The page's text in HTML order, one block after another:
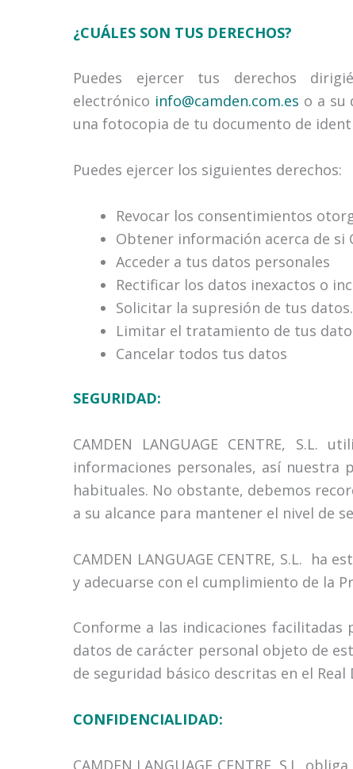
¿CUÁLES SON TUS DERECHOS?
Puedes ejercer tus derechos
electrónico info@camden.com.es o a su
una fotocopia de tu documento de
Puedes ejercer los siguientes derechos:
Revocar los consentimientos
Obtener información acerca de si
Acceder a tus datos personales
Rectificar los datos inexactos o
Solicitar la supresión de tus datos.
Limitar el tratamiento de tus
Cancelar todos tus datos
SEGURIDAD:
CAMDEN LANGUAGE CENTRE,
informaciones personales, así nuestra
habituales. No obstante, debemos
a su alcance para mantener el nivel de
CAMDEN LANGUAGE CENTRE, S.L.
y adecuarse con el cumplimiento de la
Conforme a las indicaciones facilitadas
datos de carácter personal objeto de
de seguridad básico descritas en el Real
CONFIDENCIALIDAD:
CAMDEN LANGUAGE CENTRE, S.L.